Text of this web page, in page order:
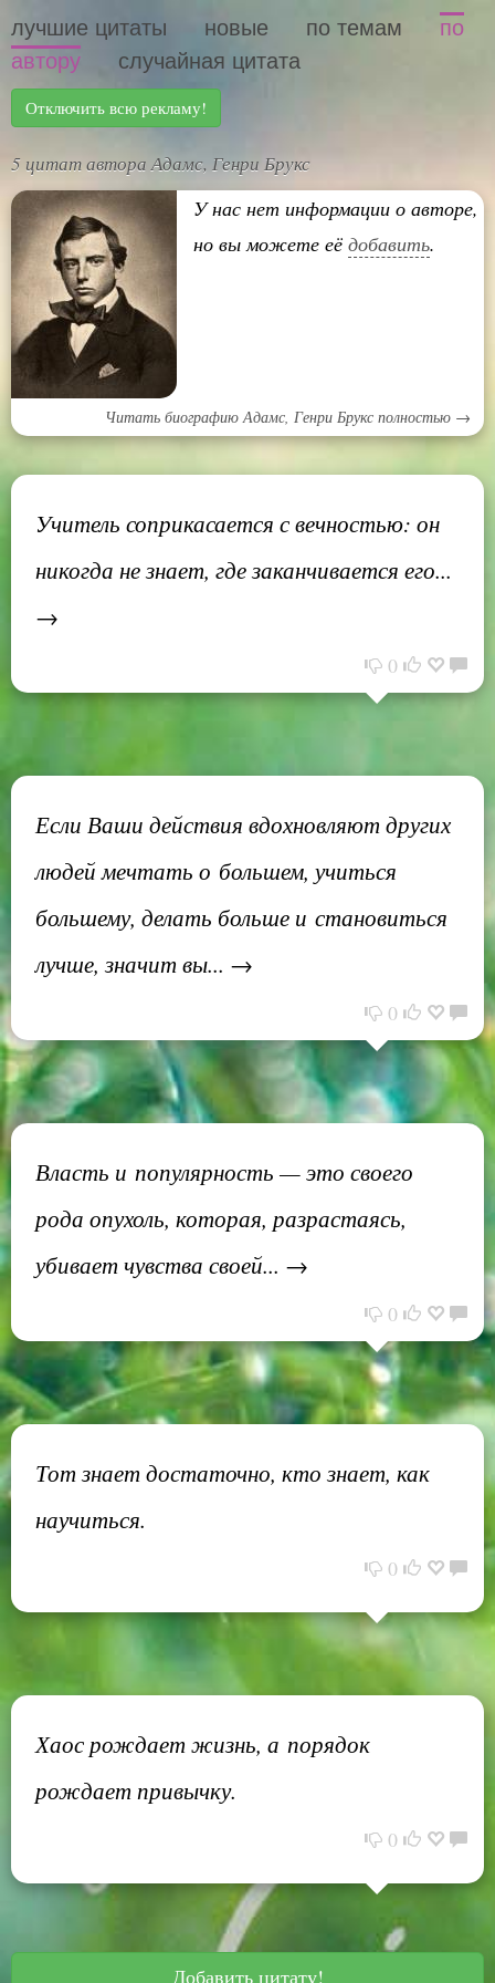
лучшие цитаты новые по темам
по
автору
случайная цитата
Отключить всю рекламу!
5 цитат автора Адамс, Генри Брукс
У нас нет информации о авторе,
но вы можете её добавить.
Читать биографию Адамс, Генри Брукс полностью →
Учитель соприкасается с вечностью: он
никогда не знает, где заканчивается его...
→
0
Если Ваши действия вдохновляют других
людей мечтать о большем, учиться
большему, делать больше и становиться
лучше, значит вы... →
0
Власть и популярность — это своего
рода опухоль, которая, разрастаясь,
убивает чувства своей... →
0
Тот знает достаточно, кто знает, как
научиться.
0
Хаос рождает жизнь, а порядок
рождает привычку.
0
Добавить цитату!